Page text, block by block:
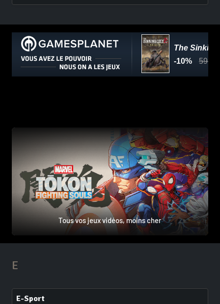
Tous vos jeux vidéos, moins cher
E
E-Sport